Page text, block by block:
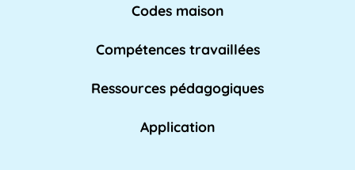
Affaires académiques
chargée de soutenir l'apprentissage et les [...]
Codes maison
Compétences travaillées
Ressources pédagogiques
Application